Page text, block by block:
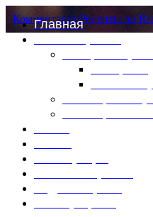
Главная
Специи и
Специи и
Каталог
Таблица
КомментарииРецепты по